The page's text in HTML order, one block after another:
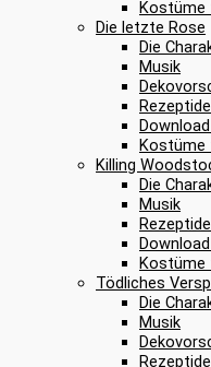
Kostüme
Die letzte Rose
Die
Musik
Kostüme
Killing
Die
Musik
Kostüme
Tödliches
Die
Musik